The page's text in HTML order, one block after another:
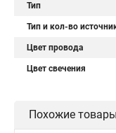
Тип
Тип и кол-во
Цвет провода
Цвет свечения
Похожие товары